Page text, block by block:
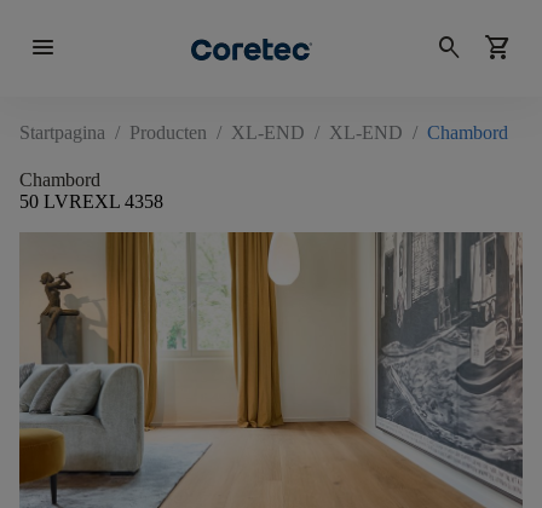
menu search shopping_cart
Startpagina / Producten / XL-END / XL-END / Chambord
Chambord
50 LVREXL 4358